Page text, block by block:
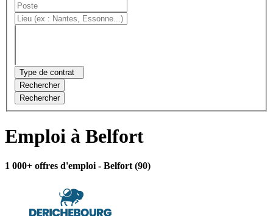
Type de contrat
Rechercher
Rechercher
Emploi à Belfort
1 000+ offres d'emploi - Belfort (90)